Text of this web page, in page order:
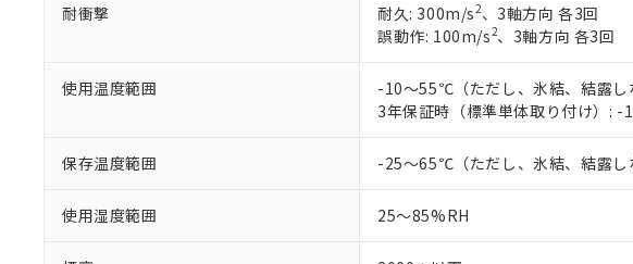
耐衝撃 耐久: 300m/s2、3軸方向 各3回
誤動作: 100m/s2、3軸方向 各3回
使用温度範囲
-10～55℃（ただし、氷結、結露し
3年保証時（標準単体取り付け）: -
保存温度範囲 -25～65℃（ただし、氷結、結露し
使用湿度範囲 25～85%RH